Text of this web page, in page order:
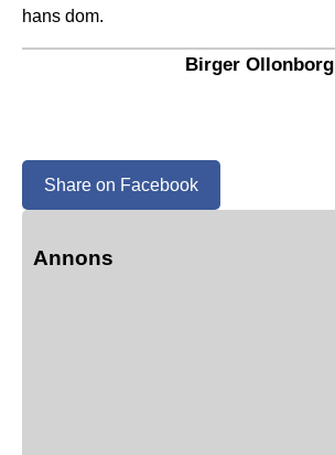
hans dom.
Birger Ollonborg
Share on Facebook
Annons